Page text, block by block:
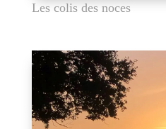
Les colis des noces